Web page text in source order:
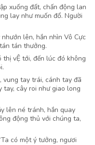
xuống đất, chấn động lan
lay như muốn đổ. Người
lên, hắn nhìn Vô Cực
tán thưởng.
thị vỆ tới, đến lúc đó không
vung tay trái, cánh tay đã
tay, cây roi như giao long
lên né tránh, hắn quay
động thủ với chúng ta,
có một ý tưởng, ngươi